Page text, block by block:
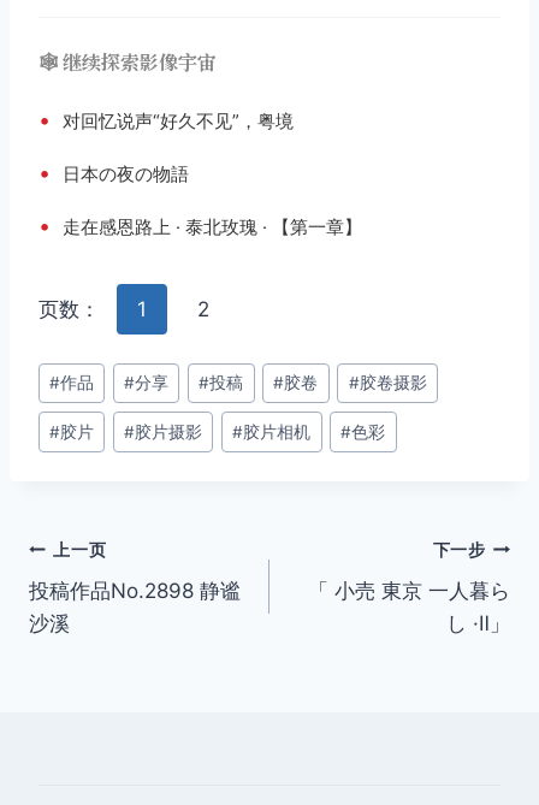
🕸️ 继续探索影像宇宙
• 对回忆说声“好久不见”，粤境
• 日本の夜の物語
• 走在感恩路上 · 泰北玫瑰 · 【第一章】
页数： 1 2
文
章
标
#作品 #分享 #投稿 #胶卷 #胶卷摄影
#胶片 #胶片摄影 #胶片相机 #色彩
文
章
上一页
投稿作品No.2898 静谧
沙溪
下一步
「 小売 東京 一人暮ら
し ·Ⅱ」